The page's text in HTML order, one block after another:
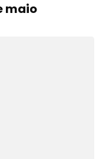
maio